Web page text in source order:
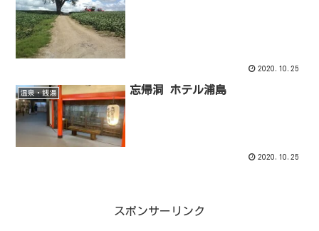
2020.10.25
温泉・銭湯 忘帰洞 ホテル浦島
2020.10.25
スポンサーリンク